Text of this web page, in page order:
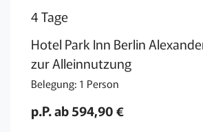
4 Tage
Hotel Park Inn Berlin
zur Alleinnutzung
Belegung: 1 Person
p.P. ab 594,90 €